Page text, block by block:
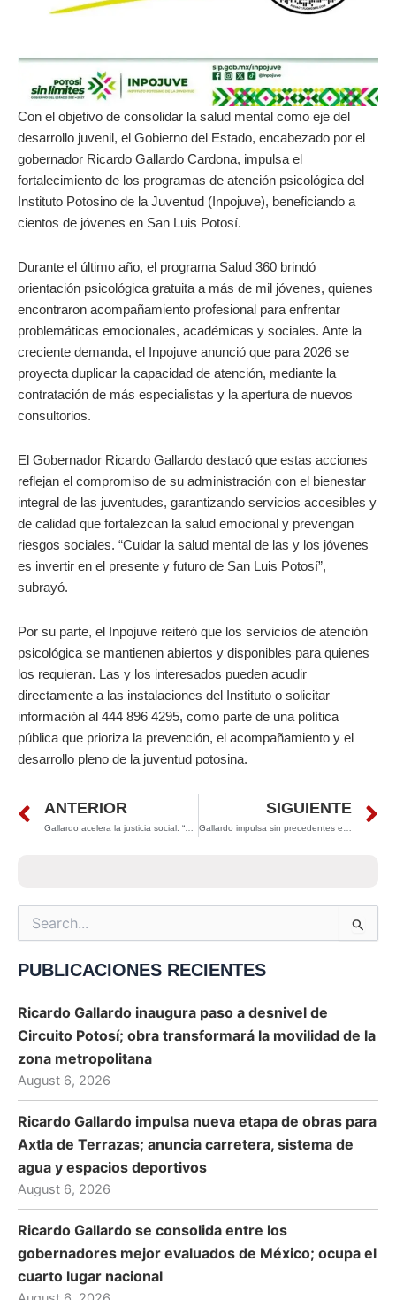
Con el objetivo de consolidar la salud mental como eje del
desarrollo juvenil, el Gobierno del Estado, encabezado por el
gobernador Ricardo Gallardo Cardona, impulsa el
fortalecimiento de los programas de atención psicológica del
Instituto Potosino de la Juventud (Inpojuve), beneficiando a
cientos de jóvenes en San Luis Potosí.
Durante el último año, el programa Salud 360 brindó
orientación psicológica gratuita a más de mil jóvenes, quienes
encontraron acompañamiento profesional para enfrentar
problemáticas emocionales, académicas y sociales. Ante la
creciente demanda, el Inpojuve anunció que para 2026 se
proyecta duplicar la capacidad de atención, mediante la
contratación de más especialistas y la apertura de nuevos
consultorios.
El Gobernador Ricardo Gallardo destacó que estas acciones
reflejan el compromiso de su administración con el bienestar
integral de las juventudes, garantizando servicios accesibles y
de calidad que fortalezcan la salud emocional y prevengan
riesgos sociales. “Cuidar la salud mental de las y los jóvenes
es invertir en el presente y futuro de San Luis Potosí”,
subrayó.
Por su parte, el Inpojuve reiteró que los servicios de atención
psicológica se mantienen abiertos y disponibles para quienes
los requieran. Las y los interesados pueden acudir
directamente a las instalaciones del Instituto o solicitar
información al 444 896 4295, como parte de una política
pública que prioriza la prevención, el acompañamiento y el
desarrollo pleno de la juventud potosina.
Prev
ANTERIOR SIGUIENTE
Search
for:
PUBLICACIONES RECIENTES
Ricardo Gallardo inaugura paso a desnivel de
Circuito Potosí; obra transformará la movilidad de la
zona metropolitana
August 6, 2026
Ricardo Gallardo impulsa nueva etapa de obras para
Axtla de Terrazas; anuncia carretera, sistema de
agua y espacios deportivos
August 6, 2026
Ricardo Gallardo se consolida entre los
gobernadores mejor evaluados de México; ocupa el
cuarto lugar nacional